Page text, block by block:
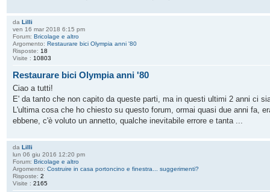
da Lilli
ven 16 mar 2018 6:15 pm
Forum: Bricolage e altro
Argomento: Restaurare bici Olympia anni '80
Risposte: 18
Visite : 10803
Restaurare bici Olympia anni '80
Ciao a tutti!
E' da tanto che non capito da queste parti, ma in questi ultimi 2 anni ci
L'ultima cosa che ho chiesto su questo forum, ormai quasi due anni fa,
ebbene, c'è voluto un annetto, qualche inevitabile errore e tanta ...
da Lilli
lun 06 giu 2016 12:20 pm
Forum: Bricolage e altro
Argomento: Costruire in casa portoncino e finestra... suggerimenti?
Risposte: 2
Visite : 2165